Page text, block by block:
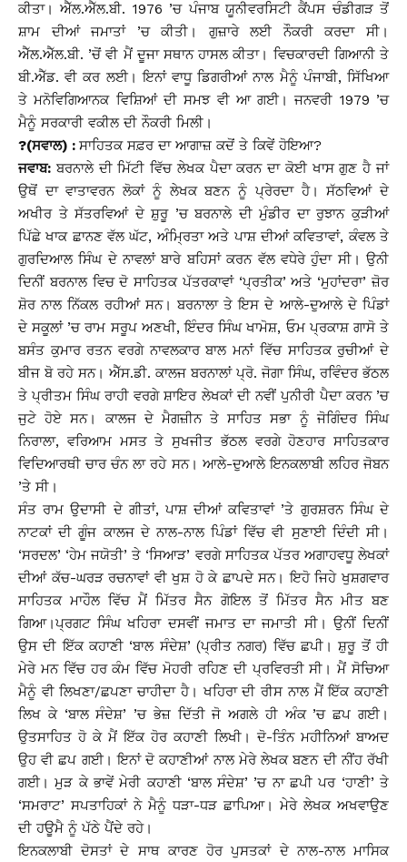
ਕੀਤਾ। ਐੱਲ.ਐੱਲ.ਬੀ. 1976 ’ਚ ਪੰਜਾਬ ਯੂਨੀਵਰਸਿਟੀ ਕੈਂਪਸ ਚੰਡੀਗੜ ਤੋਂ
ਸ਼ਾਮ ਦੀਆਂ ਜਮਾਤਾਂ ’ਚ ਕੀਤੀ। ਗੁਜ਼ਾਰੇ ਲਈ ਨੌਕਰੀ ਕਰਦਾ ਸੀ।
ਐੱਲ.ਐੱਲ.ਬੀ. ’ਚੋਂ ਵੀ ਮੈਂ ਦੂਜਾ ਸਥਾਨ ਹਾਸਲ ਕੀਤਾ। ਵਿਚਕਾਰਦੀ ਗਿਆਨੀ ਤੇ
ਬੀ.ਐੱਡ. ਵੀ ਕਰ ਲਈ। ਇਨਾਂ ਵਾਧੂ ਡਿਗਰੀਆਂ ਨਾਲ ਮੈਨੂੰ ਪੰਜਾਬੀ, ਸਿੱਖਿਆ
ਤੇ ਮਨੋਵਿਗਿਆਨਕ ਵਿਸ਼ਿਆਂ ਦੀ ਸਮਝ ਵੀ ਆ ਗਈ। ਜਨਵਰੀ 1979 ’ਚ
ਮੈਨੂੰ ਸਰਕਾਰੀ ਵਕੀਲ ਦੀ ਨੌਕਰੀ ਮਿਲੀ।
?(ਸਵਾਲ) : ਸਾਹਿਤਕ ਸਫ਼ਰ ਦਾ ਆਗਾਜ਼ ਕਦੋਂ ਤੇ ਕਿਵੇਂ ਹੋਇਆ?
ਜਵਾਬ: ਬਰਨਾਲੇ ਦੀ ਮਿੱਟੀ ਵਿੱਚ ਲੇਖਕ ਪੈਦਾ ਕਰਨ ਦਾ ਕੋਈ ਖਾਸ ਗੁਣ ਹੈ ਜਾਂ
ਉਥੋਂ ਦਾ ਵਾਤਾਵਰਨ ਲੋਕਾਂ ਨੂੰ ਲੇਖਕ ਬਣਨ ਨੂੰ ਪ੍ਰੇਰਦਾ ਹੈ। ਸੱਠਵਿਆਂ ਦੇ
ਅਖੀਰ ਤੇ ਸੱਤਰਵਿਆਂ ਦੇ ਸ਼ੁਰੂ ’ਚ ਬਰਨਾਲੇ ਦੀ ਮੁੰਡੀਰ ਦਾ ਰੁਝਾਨ ਕੁੜੀਆਂ
ਪਿੱਛੇ ਖਾਕ ਛਾਨਣ ਵੱਲ ਘੱਟ, ਅੰਮਿ੍ਰਤਾ ਅਤੇ ਪਾਸ਼ ਦੀਆਂ ਕਵਿਤਾਵਾਂ, ਕੰਵਲ ਤੇ
ਗੁਰਦਿਆਲ ਸਿੰਘ ਦੇ ਨਾਵਲਾਂ ਬਾਰੇ ਬਹਿਸਾਂ ਕਰਨ ਵੱਲ ਵਧੇਰੇ ਹੁੰਦਾ ਸੀ। ਉਨੀ
ਦਿਨੀਂ ਬਰਨਾਲ ਵਿਚ ਦੋ ਸਾਹਿਤਕ ਪੱਤਰਕਾਵਾਂ ‘ਪ੍ਰਤੀਕ’ ਅਤੇ ‘ਮੁਹਾਂਦਰਾ’ ਜ਼ੋਰ
ਸ਼ੋਰ ਨਾਲ ਨਿੱਕਲ ਰਹੀਆਂ ਸਨ। ਬਰਨਾਲਾ ਤੇ ਇਸ ਦੇ ਆਲੇ-ਦੁਆਲੇ ਦੇ ਪਿੰਡਾਂ
ਦੇ ਸਕੂਲਾਂ ’ਚ ਰਾਮ ਸਰੂਪ ਅਣਖੀ, ਇੰਦਰ ਸਿੰਘ ਖਾਮੋਸ਼, ਓਮ ਪ੍ਰਕਾਸ਼ ਗਾਸੋ ਤੇ
ਬਸੰਤ ਕੁਮਾਰ ਰਤਨ ਵਰਗੇ ਨਾਵਲਕਾਰ ਬਾਲ ਮਨਾਂ ਵਿੱਚ ਸਾਹਿਤਕ ਰੁਚੀਆਂ ਦੇ
ਬੀਜ ਬੋ ਰਹੇ ਸਨ। ਐੱਸ.ਡੀ. ਕਾਲਜ ਬਰਨਾਲਾਂ ਪ੍ਰੋ. ਜੋਗਾ ਸਿੰਘ, ਰਵਿੰਦਰ ਭੱਠਲ
ਤੇ ਪ੍ਰੀਤਮ ਸਿੰਘ ਰਾਹੀ ਵਰਗੇ ਸ਼ਾਇਰ ਲੇਖਕਾਂ ਦੀ ਨਵੀਂ ਪੁਨੀਰੀ ਪੈਦਾ ਕਰਨ ’ਚ
ਜੁਟੇ ਹੋਏ ਸਨ। ਕਾਲਜ ਦੇ ਮੈਗਜ਼ੀਨ ਤੇ ਸਾਹਿਤ ਸਭਾ ਨੂੰ ਜੋਗਿੰਦਰ ਸਿੰਘ
ਨਿਰਾਲਾ, ਵਰਿਆਮ ਮਸਤ ਤੇ ਸੁਖਜੀਤ ਭੱਠਲ ਵਰਗੇ ਹੋਣਹਾਰ ਸਾਹਿਤਕਾਰ
ਵਿਦਿਆਰਥੀ ਚਾਰ ਚੰਨ ਲਾ ਰਹੇ ਸਨ। ਆਲੇ-ਦੁਆਲੇ ਇਨਕਲਾਬੀ ਲਹਿਰ ਜੋਬਨ
’ਤੇ ਸੀ।
ਸੰਤ ਰਾਮ ਉਦਾਸੀ ਦੇ ਗੀਤਾਂ, ਪਾਸ਼ ਦੀਆਂ ਕਵਿਤਾਵਾਂ ’ਤੇ ਗੁਰਸ਼ਰਨ ਸਿੰਘ ਦੇ
ਨਾਟਕਾਂ ਦੀ ਗੂੰਜ ਕਾਲਜ ਦੇ ਨਾਲ-ਨਾਲ ਪਿੰਡਾਂ ਵਿੱਚ ਵੀ ਸੁਣਾਈ ਦਿੰਦੀ ਸੀ।
‘ਸਰਦਲ’ ‘ਹੇਮ ਜਯੋਤੀ’ ਤੇ ‘ਸਿਆੜ’ ਵਰਗੇ ਸਾਹਿਤਕ ਪੱਤਰ ਅਗਾਹਵਧੂ ਲੇਖਕਾਂ
ਦੀਆਂ ਕੱਚ-ਘਰੜ ਰਚਨਾਵਾਂ ਵੀ ਖੁਸ਼ ਹੋ ਕੇ ਛਾਪਦੇ ਸਨ। ਇਹੋ ਜਿਹੇ ਖੁਸ਼ਗਵਾਰ
ਸਾਹਿਤਕ ਮਾਹੌਲ ਵਿੱਚ ਮੈਂ ਮਿੱਤਰ ਸੈਨ ਗੋਇਲ ਤੋਂ ਮਿੱਤਰ ਸੈਨ ਮੀਤ ਬਣ
ਗਿਆ।ਪ੍ਰਗਟ ਸਿੰਘ ਖਹਿਰਾ ਦਸਵੀਂ ਜਮਾਤ ਦਾ ਜਮਾਤੀ ਸੀ। ਉਨੀਂ ਦਿਨੀਂ
ਉਸ ਦੀ ਇੱਕ ਕਹਾਣੀ ‘ਬਾਲ ਸੰਦੇਸ਼’ (ਪ੍ਰੀਤ ਨਗਰ) ਵਿੱਚ ਛਪੀ। ਸ਼ੁਰੂ ਤੋਂ ਹੀ
ਮੇਰੇ ਮਨ ਵਿੱਚ ਹਰ ਕੰਮ ਵਿੱਚ ਮੋਹਰੀ ਰਹਿਣ ਦੀ ਪ੍ਰਵਿਰਤੀ ਸੀ। ਮੈਂ ਸੋਚਿਆ
ਮੈਨੂੰ ਵੀ ਲਿਖਣਾ/ਛਪਣਾ ਚਾਹੀਦਾ ਹੈ। ਖਹਿਰਾ ਦੀ ਰੀਸ ਨਾਲ ਮੈਂ ਇੱਕ ਕਹਾਣੀ
ਲਿਖ ਕੇ ‘ਬਾਲ ਸੰਦੇਸ਼’ ’ਚ ਭੇਜ਼ ਦਿੱਤੀ ਜੋ ਅਗਲੇ ਹੀ ਅੰਕ ’ਚ ਛਪ ਗਈ।
ਉਤਸਾਹਿਤ ਹੋ ਕੇ ਮੈਂ ਇੱਕ ਹੋਰ ਕਹਾਣੀ ਲਿਖੀ। ਦੋ-ਤਿੰਨ ਮਹੀਨਿਆਂ ਬਾਅਦ
ਉਹ ਵੀ ਛਪ ਗਈ। ਇਨਾਂ ਦੋ ਕਹਾਣੀਆਂ ਨਾਲ ਮੇਰੇ ਲੇਖਕ ਬਣਨ ਦੀ ਨੀਂਹ ਰੱਖੀ
ਗਈ। ਮੁੜ ਕੇ ਭਾਵੇਂ ਮੇਰੀ ਕਹਾਣੀ ‘ਬਾਲ ਸੰਦੇਸ਼’ ’ਚ ਨਾ ਛਪੀ ਪਰ ‘ਹਾਣੀ’ ਤੇ
‘ਸਮਰਾਟ’ ਸਪਤਾਹਿਕਾਂ ਨੇ ਮੈਨੂੰ ਧੜਾ-ਧੜ ਛਾਪਿਆ। ਮੇਰੇ ਲੇਖਕ ਅਖਵਾਉਣ
ਦੀ ਹਊਮੈ ਨੂੰ ਪੱਠੇ ਪੈਂਦੇ ਰਹੇ।
ਇਨਕਲਾਬੀ ਦੋਸਤਾਂ ਦੇ ਸਾਥ ਕਾਰਣ ਹੋਰ ਪੁਸਤਕਾਂ ਦੇ ਨਾਲ-ਨਾਲ ਮਾਸਿਕ